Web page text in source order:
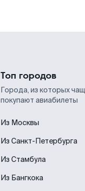
Топ городов
Города, из которых
покупают авиабилеты
Из Москвы
Из Санкт-Петербурга
Из Стамбула
Из Бангкока